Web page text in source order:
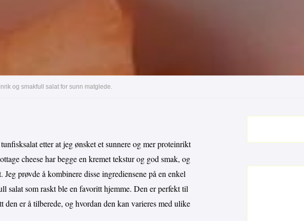
og smakfull salat for sunn matglede.
etter at jeg ønsket et sunnere og mer proteinrikt
cheese har begge en kremet tekstur og god smak, og
prøvde å kombinere disse ingrediensene på en enkel
salat som raskt ble en favoritt hjemme. Den er perfekt til
den er å tilberede, og hvordan den kan varieres med ulike